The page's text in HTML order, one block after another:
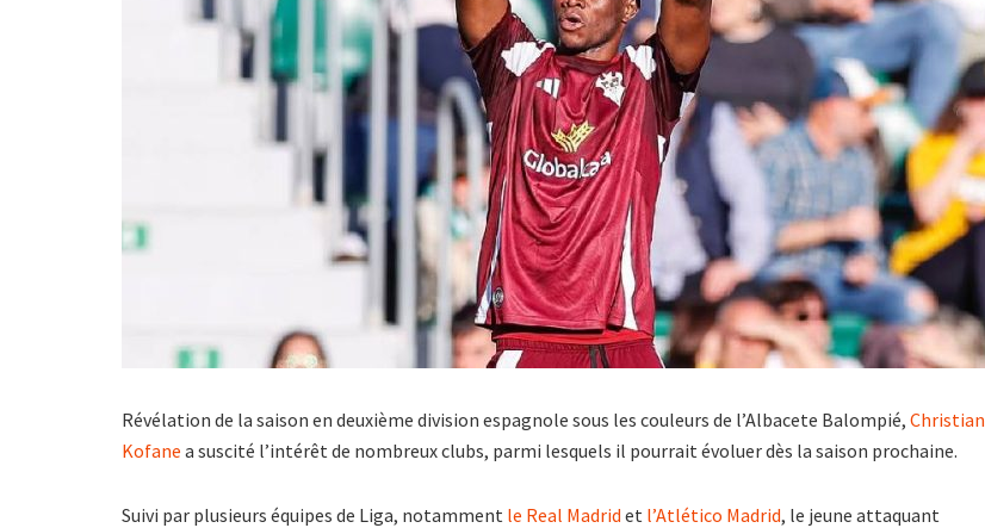
Révélation de la saison en deuxième division espagnole sous les couleurs de l’Albacete Balompié, Christian
Kofane a suscité l’intérêt de nombreux clubs, parmi lesquels il pourrait évoluer dès la saison prochaine.
Suivi par plusieurs équipes de Liga, notamment le Real Madrid et l’Atlético Madrid, le jeune attaquant